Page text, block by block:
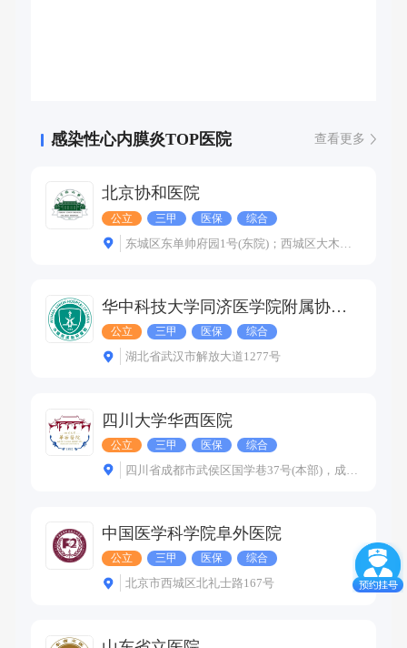
感染性心内膜炎TOP医院 查看更多
北京协和医院
公立 三甲 医保 综合
华中科技大学同济医学院附属协和医院
公立 三甲 医保 综合
湖北省武汉市解放大道1277号
四川大学华西医院
公立 三甲 医保 综合
中国医学科学院阜外医院
公立 三甲 医保 综合
北京市西城区北礼士路167号